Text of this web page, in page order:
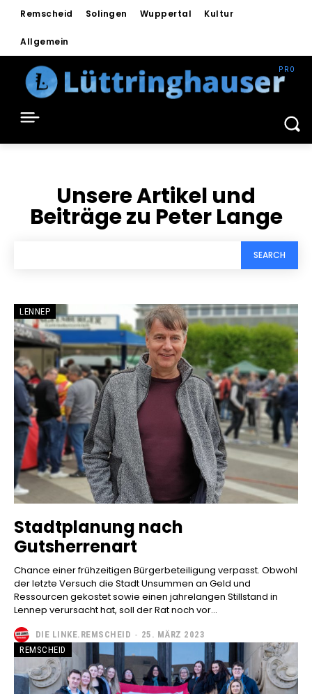
Remscheid Solingen Wuppertal Kultur
Allgemein
Unsere Artikel und
Beiträge zu Peter Lange
SEARCH
LENNEP
Stadtplanung nach
Gutsherrenart
Chance einer frühzeitigen Bürgerbeteiligung verpasst. Obwohl
der letzte Versuch die Stadt Unsummen an Geld und
Ressourcen gekostet sowie einen jahrelangen Stillstand in
Lennep verursacht hat, soll der Rat noch vor...
DIE LINKE.REMSCHEID - 25. MÄRZ 2023
REMSCHEID